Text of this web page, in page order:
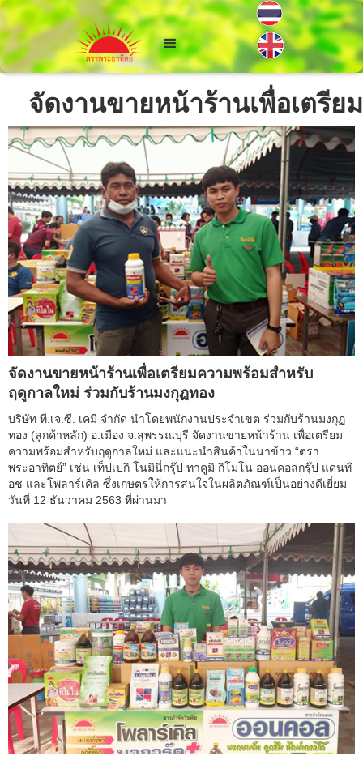
จัดงานขายหน้าร้านเพื่อเตรี
จัดงานขายหน้าร้านเพื่อเตรียมความพร้อมสำหรับ
ฤดูกาลใหม่ ร่วมกับร้านมงกุฏทอง
บริษัท ที.เจ.ซี. เคมี จำกัด นำโดยพนักงานประจำเขต ร่วมกับร้านมงกุฏ
ทอง (ลูกค้าหลัก) อ.เมือง จ.สุพรรณบุรี จัดงานขายหน้าร้าน เพื่อเตรียม
ความพร้อมสำหรับฤดูกาลใหม่ และแนะนำสินค้าในนาข้าว “ตรา
พระอาทิตย์” เช่น เท็ปเปกิ โนมินี่กรุ๊ป ทาคูมิ กิโมโน ออนคอลกรุ๊ป แดนท๊
อช และโพลาร์เคิล ซึ่งเกษตรให้การสนใจในผลิตภัณฑ์เป็นอย่างดีเยี่ยม
วันที่ 12 ธันวาคม 2563 ที่ผ่านมา